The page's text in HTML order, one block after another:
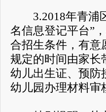
3.2018年青浦区
名信息登记平台”
合招生条件，有意
规定的时间由家长
幼儿出生证、预防
幼儿园办理材料审